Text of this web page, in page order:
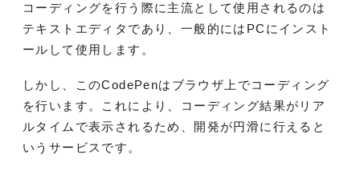
コーディングを行う際に主流として使用されるのは
テキストエディタであり、一般的にはPCにインスト
ールして使用します。
しかし、このCodePenはブラウザ上でコーディング
を行います。これにより、コーディング結果がリア
ルタイムで表示されるため、開発が円滑に行えると
いうサービスです。